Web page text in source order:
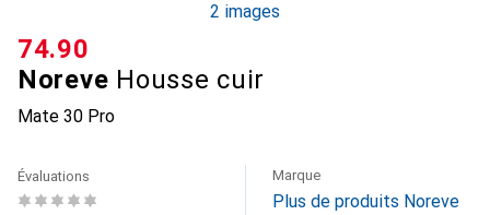
2 images
Noreve Housse cuir
Mate 30 Pro
CHF
74.90
Évaluations Marque
Plus de produits Noreve